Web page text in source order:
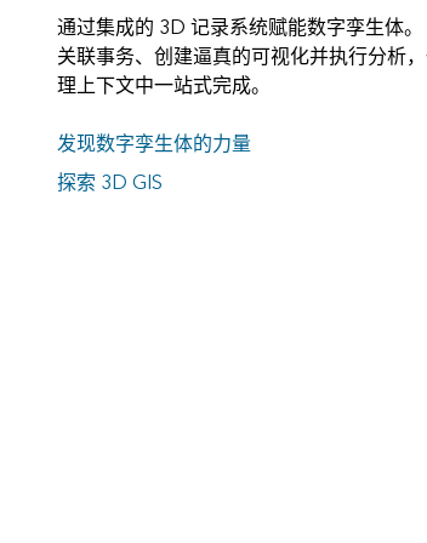
通过集成的 3D 记录系统赋能数字孪生体。
关联事务、创建逼真的可视化并执行分析
理上下文中一站式完成。
发现数字孪生体的力量
探索 3D GIS